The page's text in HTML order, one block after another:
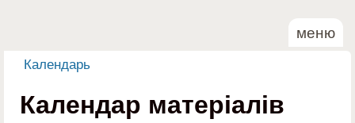
меню
Ви є тут
Календарь
Календар матеріалів